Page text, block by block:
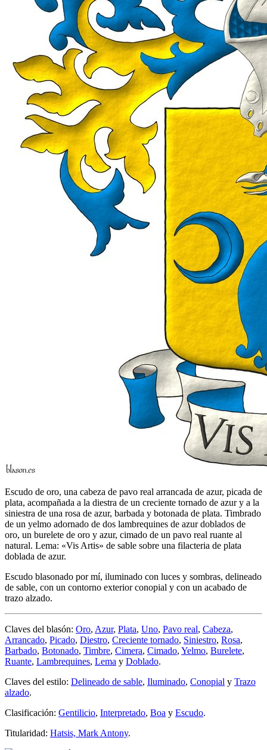
Escudo de oro, una cabeza de pavo real arrancada de azur, picada de
plata, acompañada a la diestra de un creciente tornado de azur y a la
siniestra de una rosa de azur, barbada y botonada de plata. Timbrado
de un yelmo adornado de dos lambrequines de azur doblados de
oro, un burelete de oro y azur, cimado de un pavo real ruante al
natural. Lema: «Vis Artis» de sable sobre una filacteria de plata
doblada de azur.
Escudo blasonado por mí, iluminado con luces y sombras, delineado
de sable, con un contorno exterior conopial y con un acabado de
trazo alzado.
Claves del blasón: Oro, Azur, Plata, Uno, Pavo real, Cabeza,
Arrancado, Picado, Diestro, Creciente tornado, Siniestro, Rosa,
Barbado, Botonado, Timbre, Cimera, Cimado, Yelmo, Burelete,
Ruante, Lambrequines, Lema y Doblado.
Claves del estilo: Delineado de sable, Iluminado, Conopial y Trazo
alzado.
Clasificación: Gentilicio, Interpretado, Boa y Escudo.
Titularidad: Hatsis, Mark Antony.